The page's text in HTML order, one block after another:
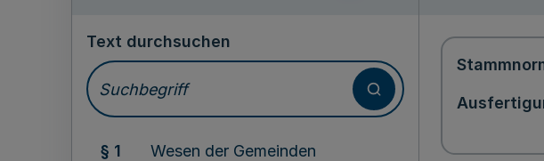
Text durchsuchen
§ 1 Wesen der Gemeinden